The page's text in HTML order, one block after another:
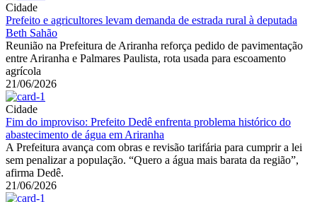
Cidade
Prefeito e agricultores levam demanda de estrada rural à deputada
Beth Sahão
Reunião na Prefeitura de Ariranha reforça pedido de pavimentação
entre Ariranha e Palmares Paulista, rota usada para escoamento
agrícola
21/06/2026
Cidade
Fim do improviso: Prefeito Dedê enfrenta problema histórico do
abastecimento de água em Ariranha
A Prefeitura avança com obras e revisão tarifária para cumprir a lei
sem penalizar a população. “Quero a água mais barata da região”,
afirma Dedê.
21/06/2026